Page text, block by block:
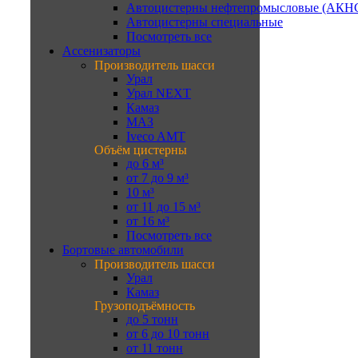
Автоцистерны нефтепромысловые
Автоцистерны специальные
Посмотреть все
Ассенизаторы
Производитель шасси
Урал
Урал NEXT
Камаз
МАЗ
Iveco AMT
Объём цистерны
до 6 м³
от 7 до 9 м³
10 м³
от 11 до 15 м³
от 16 м³
Посмотреть все
Бортовые автомобили
Производитель шасси
Урал
Камаз
Грузоподъёмность
до 5 тонн
от 6 до 10 тонн
от 11 тонн